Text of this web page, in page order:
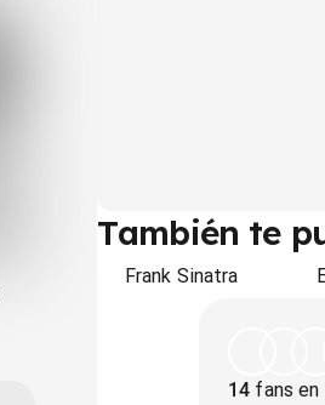
También te
Frank Sinatra
14 fans en